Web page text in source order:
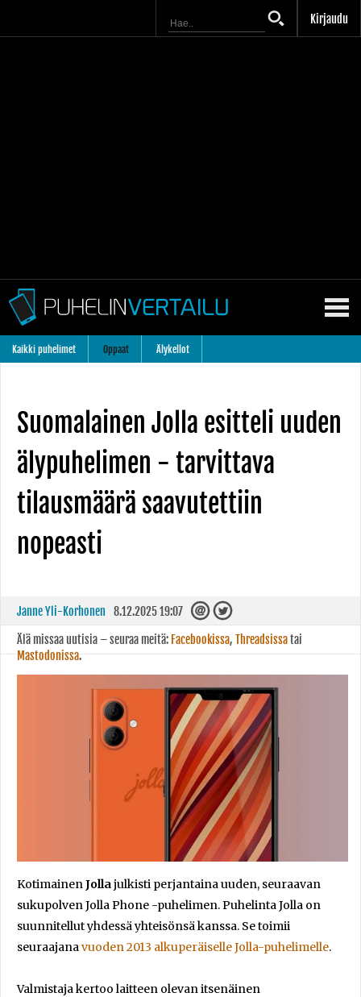
Kirjaudu
Kaikki puhelimet Oppaat Älykellot
Suomalainen Jolla esitteli uuden
älypuhelimen - tarvittava
tilausmäärä saavutettiin
nopeasti
Janne Yli-Korhonen 8.12.2025 19:07
Älä missaa uutisia – seuraa meitä: Facebookissa, Threadsissatai
Mastodonissa.
Kotimainen Jollajulkisti perjantaina uuden, seuraavan
sukupolven Jolla Phone -puhelimen. Puhelinta Jolla on
suunnitellut yhdessä yhteisönsä kanssa. Se toimii
seuraajana vuoden 2013 alkuperäiselle Jolla-puhelimelle.
Valmistaja kertoo laitteen olevan itsenäinen